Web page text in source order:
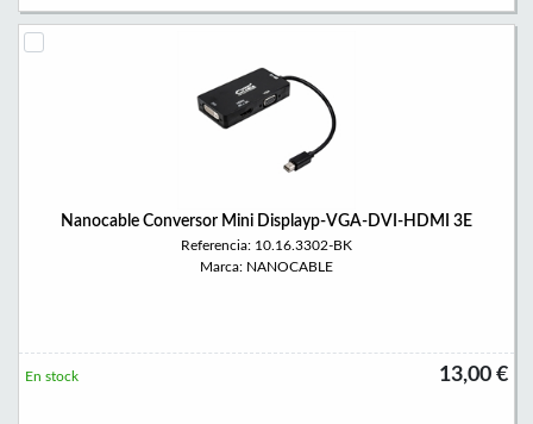
Nanocable Conversor Mini Displayp-VGA-DVI-HDMI 3E
Referencia: 10.16.3302-BK
Marca: NANOCABLE
13,00 €
En stock